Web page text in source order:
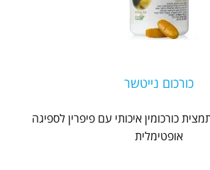
כורכום נייטשר
כורכומין איכותי עם פיפרין לספיגה
אופטימלית